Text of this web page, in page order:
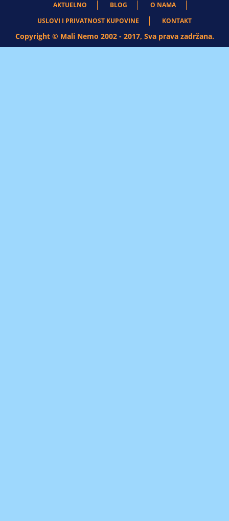
AKTUELNO
BLOG
O NAMA
USLOVI I PRIVATNOST KUPOVINE
KONTAKT
Copyright © Mali Nemo 2002 - 2017, Sva prava zadržana.